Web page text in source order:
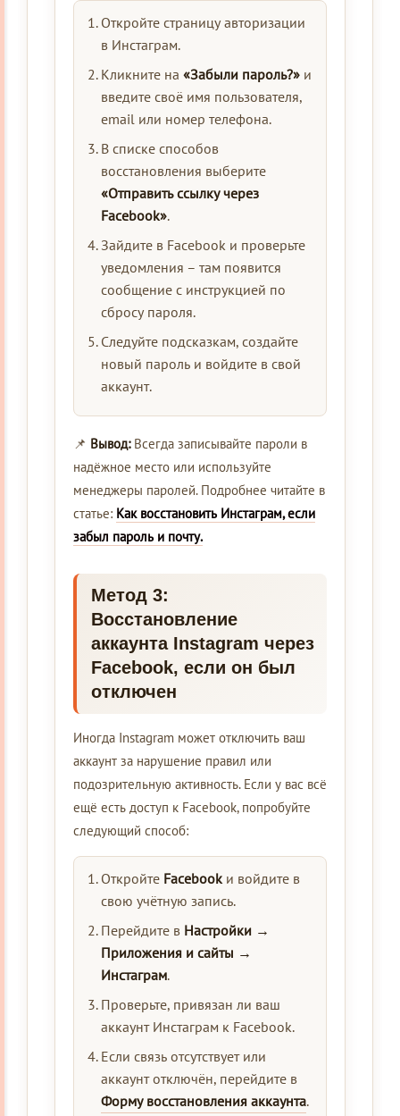
Откройте страницу авторизации
в Инстаграм.
Кликните на «Забыли пароль?» и
введите своё имя пользователя,
email или номер телефона.
В списке способов
восстановления выберите
«Отправить ссылку через
Facebook».
Зайдите в Facebook и проверьте
уведомления – там появится
сообщение с инструкцией по
сбросу пароля.
Следуйте подсказкам, создайте
новый пароль и войдите в свой
аккаунт.
📌 Вывод:Всегда записывайте пароли в
надёжное место или используйте
менеджеры паролей. Подробнее читайте в
статье: Как восстановить Инстаграм, если
забыл пароль и почту.
Метод 3:
Восстановление
аккаунта Instagram через
Facebook, если он был
отключен
Иногда Instagram может отключить ваш
аккаунт за нарушение правил или
подозрительную активность. Если у вас всё
ещё есть доступ к Facebook, попробуйте
следующий способ:
Откройте Facebook и войдите в
свою учётную запись.
Перейдите в Настройки →
Приложения и сайты →
Инстаграм.
Проверьте, привязан ли ваш
аккаунт Инстаграм к Facebook.
Если связь отсутствует или
аккаунт отключён, перейдите в
Форму восстановления аккаунта.